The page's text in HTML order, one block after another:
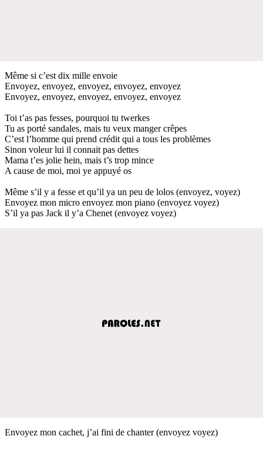
Même si c’est dix mille envoie
Envoyez, envoyez, envoyez, envoyez, envoyez
Envoyez, envoyez, envoyez, envoyez, envoyez
Toi t’as pas fesses, pourquoi tu twerkes
Tu as porté sandales, mais tu veux manger crêpes
C’est l’homme qui prend crédit qui a tous les problèmes
Sinon voleur lui il connait pas dettes
Mama t’es jolie hein, mais t’s trop mince
A cause de moi, moi ye appuyé os
Même s’il y a fesse et qu’il ya un peu de lolos (envoyez, voyez)
Envoyez mon micro envoyez mon piano (envoyez voyez)
S’il ya pas Jack il y’a Chenet (envoyez voyez)
Envoyez mon cachet, j’ai fini de chanter (envoyez voyez)